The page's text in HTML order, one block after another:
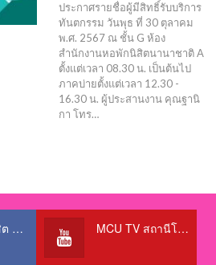
ประกาศรายชื่อผู้มีสิทธิ์รับบริการ
ทันตกรรม วันพุธ ที่ 30 ตุลาคม
พ.ศ. 2567 ณ ชั้น G ห้อง
สำนักงานหอพักนิสิตนานาชาติ A
ตั้งแต่เวลา 08.30 น. เป็นต้นไป
ภาคบ่ายตั้งแต่เวลา 12.30 -
16.30 น. ผู้ประสานงาน คุณฐานิ
กา โทร…
กองกิจการนิสิต สำนักงานอธิการบดี MCU TV สถานีโทรทัศน์เพื่อการศึกษา @OfficialTBCChannel